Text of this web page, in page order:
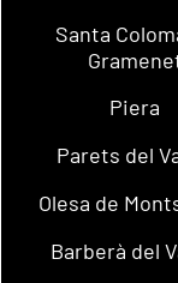
Santa
Piera
Parets del
Olesa de
Barberà del